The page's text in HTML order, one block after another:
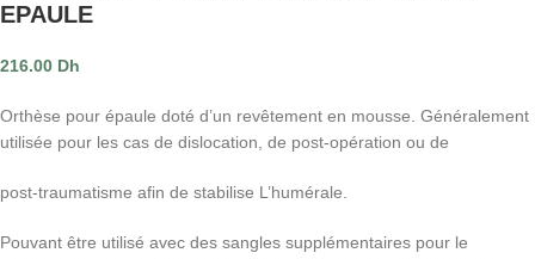
EPAULE
216.00 Dh
Orthèse pour épaule doté d’un revêtement en mousse. Généralement
utilisée pour les cas de dislocation, de post-opération ou de
post-traumatisme afin de stabilise L’humérale.
Pouvant être utilisé avec des sangles supplémentaires pour le